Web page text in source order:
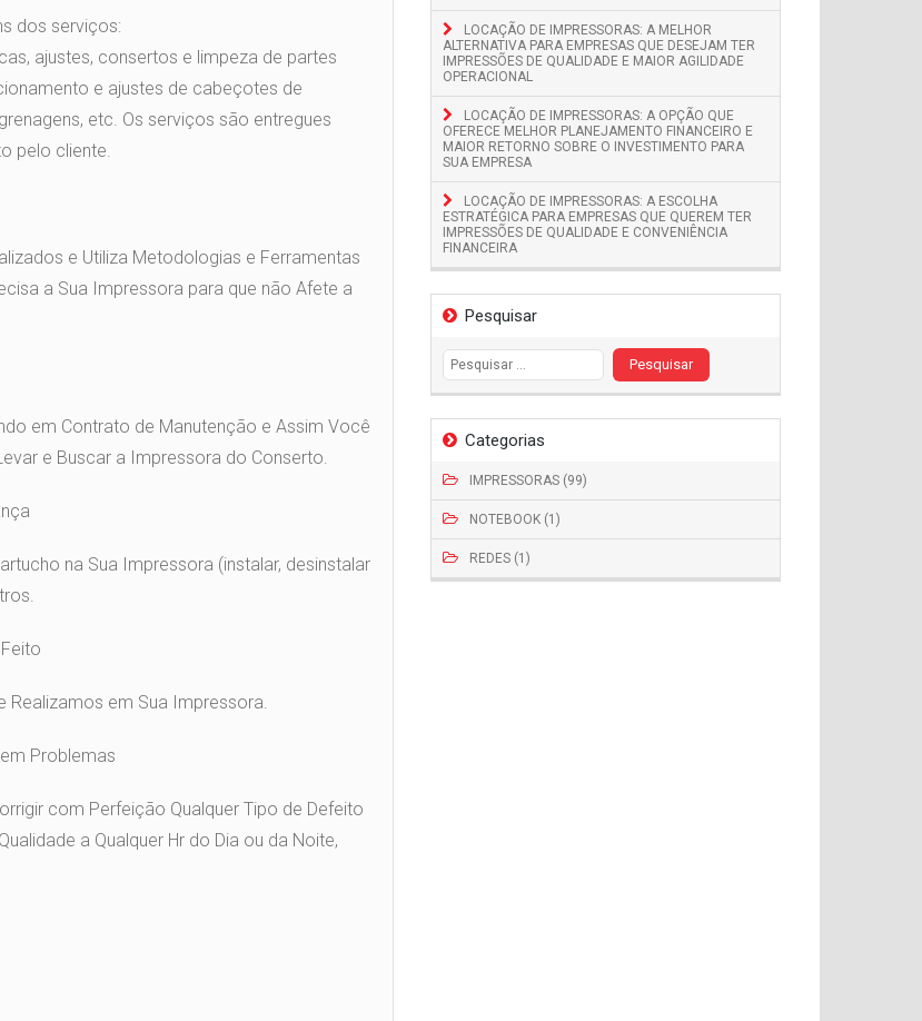
LOCAÇÃO DE IMPRESSORAS: A MELHOR
ALTERNATIVA PARA EMPRESAS QUE DESEJAM TER
IMPRESSÕES DE QUALIDADE E MAIOR AGILIDADE
OPERACIONAL
LOCAÇÃO DE IMPRESSORAS: A OPÇÃO QUE
OFERECE MELHOR PLANEJAMENTO FINANCEIRO E
MAIOR RETORNO SOBRE O INVESTIMENTO PARA
SUA EMPRESA
LOCAÇÃO DE IMPRESSORAS: A ESCOLHA
ESTRATÉGICA PARA EMPRESAS QUE QUEREM TER
IMPRESSÕES DE QUALIDADE E CONVENIÊNCIA
FINANCEIRA
Pesquisar
Pesquisar
por:
Categorias
IMPRESSORAS (99)
NOTEBOOK (1)
REDES (1)
dos serviços:
ajustes, consertos e limpeza de partes
e ajustes de cabeçotes de
etc. Os serviços são entregues
pelo cliente.
e Utiliza Metodologias e Ferramentas
a Sua Impressora para que não Afete a
em Contrato de Manutenção e Assim Você
e Buscar a Impressora do Conserto.
na Sua Impressora (instalar, desinstalar
Realizamos em Sua Impressora.
Problemas
com Perfeição Qualquer Tipo de Defeito
a Qualquer Hr do Dia ou da Noite,